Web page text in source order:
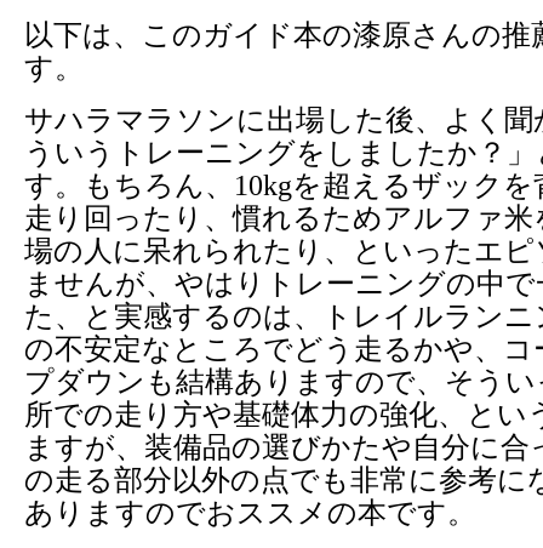
以下は、このガイド本の漆原さんの
す。
サハラマラソンに出場した後、よく
ういうトレーニングをしましたか？
す。もちろん、10kgを超えるザック
走り回ったり、慣れるためアルファ
場の人に呆れられたり、といったエ
ませんが、やはりトレーニングの中
た、と実感するのは、トレイルラン
の不安定なところでどう走るかや、
プダウンも結構ありますので、そう
所での走り方や基礎体力の強化、とい
ますが、装備品の選びかたや自分に合
の走る部分以外の点でも非常に参考に
ありますのでおススメの本です。